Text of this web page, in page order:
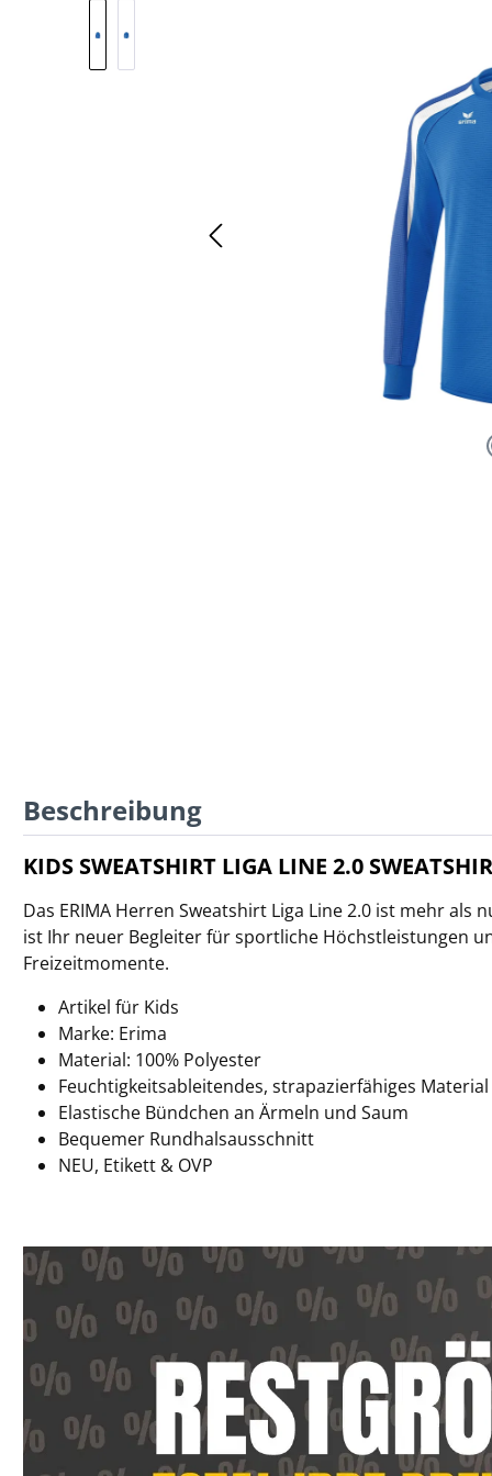
Beschreibung
KIDS SWEATSHIRT LIGA LINE 2.0
Das ERIMA Herren Sweatshirt Liga Line 2.0 ist mehr als
ist Ihr neuer Begleiter für sportliche Höchstleistungen
Freizeitmomente.
Artikel für Kids
Marke: Erima
Material: 100% Polyester
Feuchtigkeitsableitendes, strapazierfähiges Material
Elastische Bündchen an Ärmeln und Saum
Bequemer Rundhalsausschnitt
NEU, Etikett & OVP